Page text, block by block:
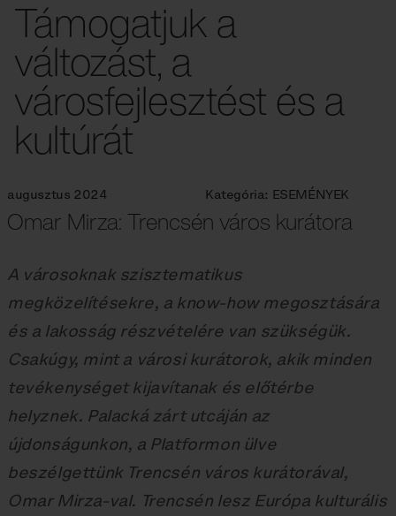
Támogatjuk a
változást, a
városfejlesztést és a
kultúrát
augusztus 2024 Kategória: ESEMÉNYEK
Omar Mirza: Trencsén város kurátora
A városoknak szisztematikus
megközelítésekre, a know-how megosztására
és a lakosság részvételére van szükségük.
Csakúgy, mint a városi kurátorok, akik minden
tevékenységet kijavítanak és előtérbe
helyznek. Palacká zárt utcáján az
újdonságunkon, a Platformon ülve
beszélgettünk Trencsén város kurátorával,
Omar Mirza-val. Trencsén lesz Európa kulturális